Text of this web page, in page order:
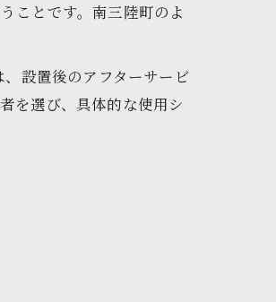
ことです。南三陸町のよ
設置後のアフターサービ
を選び、具体的な使用シ